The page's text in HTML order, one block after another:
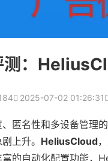
：
2025-07-02 01:26:31
匿名性和多设备管理
上升。 HeliusCloud
的自动化配置功能，